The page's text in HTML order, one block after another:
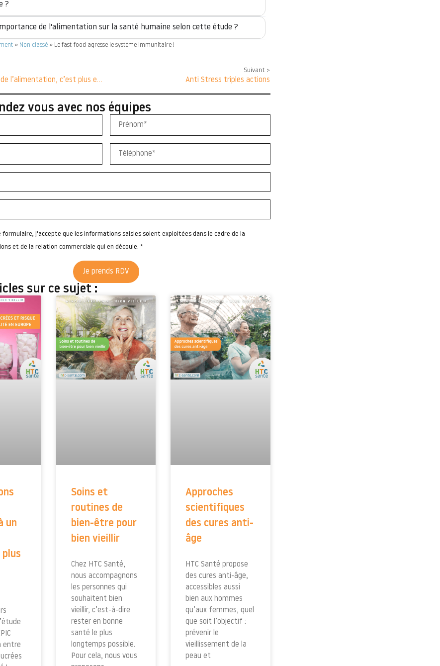
?
de l'alimentation sur la santé humaine selon cette étude ?
» Non classé » Le fast-food agresse le système immunitaire !
Veiller à la qualité de l’alimentation, c’est plus efficace que compter les calories,
Suivant >
Anti Stress triples actions
vous avec nos équipes
formulaire, j'accepte que les informations saisies soient exploitées dans le cadre de la
et de la relation commerciale qui en découle. *
Je prends RDV
sur ce sujet :
un
entre
Soins et
routines de
bien-être pour
bien vieillir
Chez HTC Santé,
nous accompagnons
les personnes qui
souhaitent bien
vieillir, c’est-à-dire
rester en bonne
santé le plus
longtemps possible.
Pour cela, nous vous
Approches
scientifiques
des cures anti-
âge
HTC Santé propose
des cures anti-âge,
accessibles aussi
bien aux hommes
qu’aux femmes, quel
que soit l’objectif :
prévenir le
vieillissement de la
peau et